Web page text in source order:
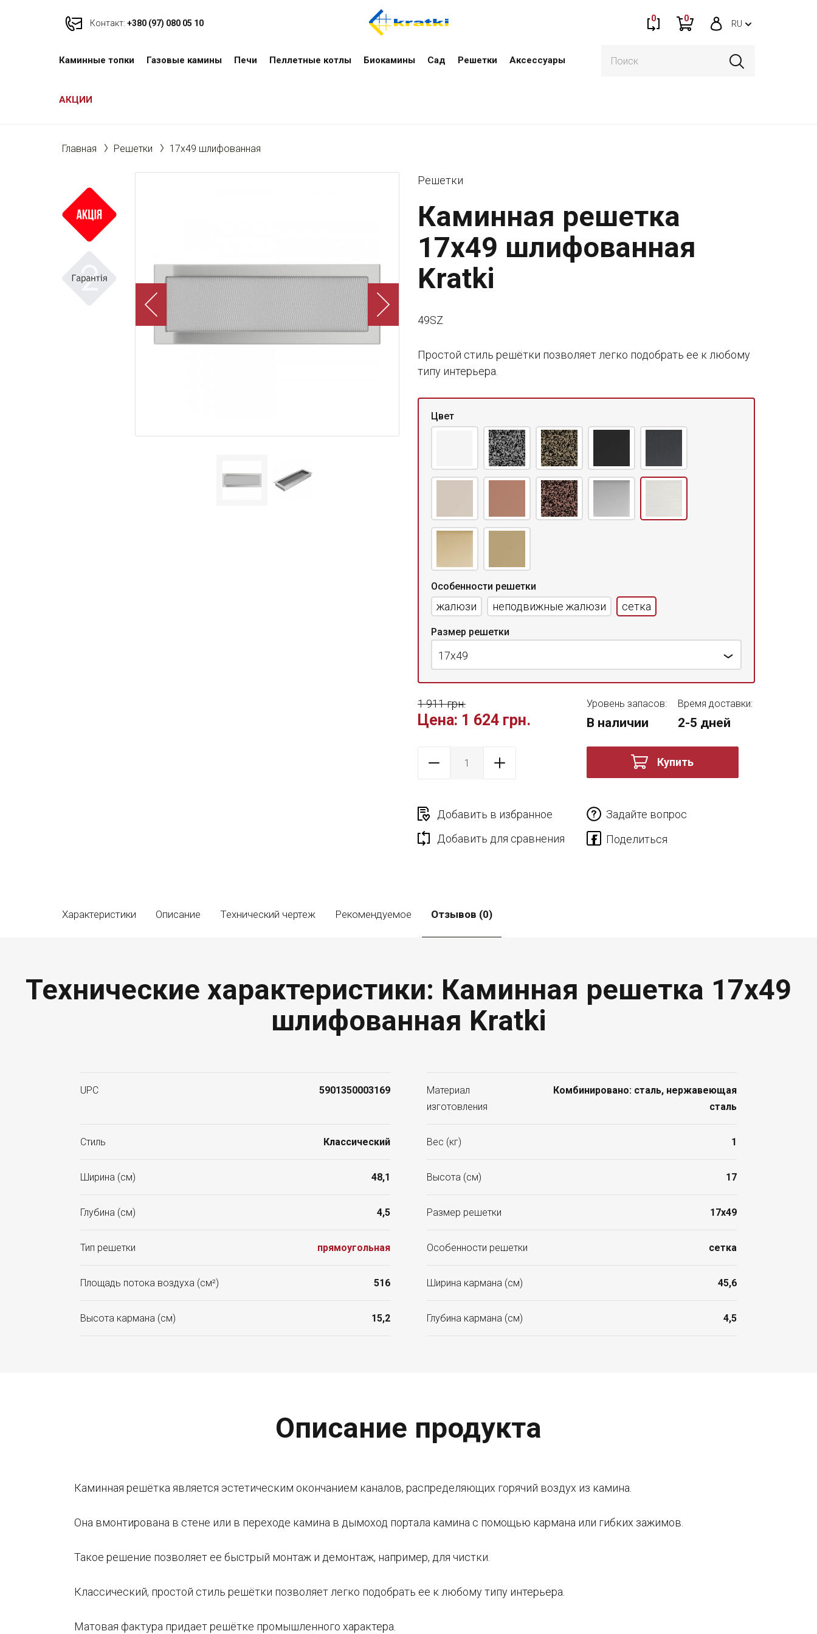
Контакт: +380 (97) 080 05 10 0 0
RU
Каминные топки Газовые камины Печи Пеллетные котлы Биокамины Сад Решетки Аксессуары
АКЦИИ
Главная Решетки 17x49 шлифованная
Решетки
Каминная решетка
17x49 шлифованная
Kratki
49SZ
Простой стиль решётки позволяет легко подобрать ее к любому
типу интерьера.
Цвет
Особенности решетки
жалюзи неподвижные жалюзи сетка
Размер решетки
17x49
Цена: 1 624 грн.
1 911 грн. Уровень запасов:
В наличии
Время доставки:
2-5 дней
Купить
Добавить в избранное
Задайте вопрос
Добавить для сравнения
Характеристики Описание Технический чертеж Рекомендуемое Отзывов (0)
Технические характеристики: Каминная решетка 17x49
шлифованная Kratki
UPC 5901350003169
Материал
изготовления
Комбинировано: сталь, нержавеющая
сталь
Стиль Классический Вес (кг) 1
Ширина (см) 48,1 Высота (см) 17
Глубина (см) 4,5 Размер решетки 17x49
Тип решетки прямоугольная Особенности решетки сетка
Площадь потока воздуха (см²) 516 Ширина кармана (см) 45,6
Высота кармана (см) 15,2 Глубина кармана (см) 4,5
Описание продукта
Каминная решётка является эстетическим окончанием каналов, распределяющих горячий воздух из камина.
Она вмонтирована в стене или в переходе камина в дымоход портала камина с помощью кармана или гибких зажимов.
Такое решение позволяет ее быстрый монтаж и демонтаж, например, для чистки.
Классический, простой стиль решётки позволяет легко подобрать ее к любому типу интерьера.
Матовая фактура придает решётке промышленного характера.